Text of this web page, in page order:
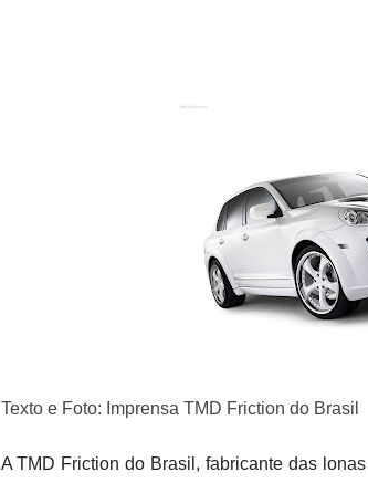
Texto e Foto: Imprensa TMD Friction do Brasil
A TMD Friction do Brasil, fabricante das